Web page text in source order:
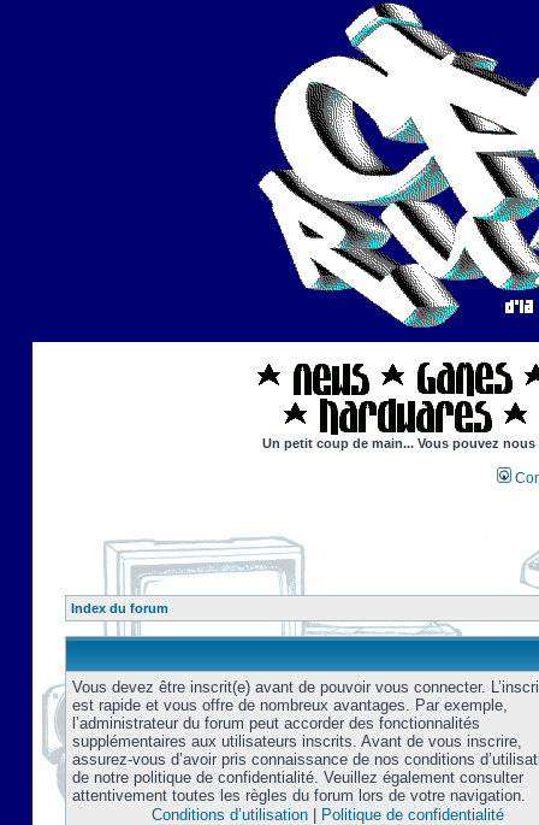
Un petit coup de main... Vous pouvez
Index du forum
Vous devez être inscrit(e) avant de pouvoir vous connecter.
est rapide et vous offre de nombreux avantages. Par exemple,
l’administrateur du forum peut accorder des fonctionnalités
supplémentaires aux utilisateurs inscrits. Avant de vous inscrire,
assurez-vous d’avoir pris connaissance de nos conditions
de notre politique de confidentialité. Veuillez également consulter
attentivement toutes les règles du forum lors de votre navigation.
Conditions d’utilisation| Politique de confidentialité